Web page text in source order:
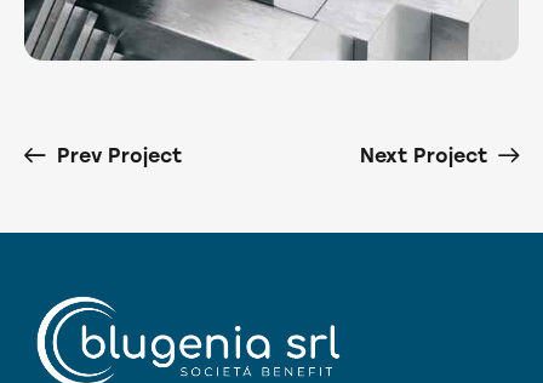
Prev Project Next Project